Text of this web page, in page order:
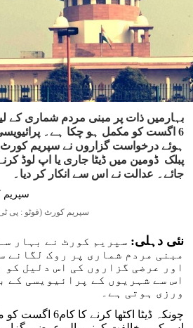
بہارمیں ذات پر مبنی مردم شماری کے
6 اگست کو مکمل ہو چکا ہے۔
ہوئے درخواست گزاروں نے سپریم کورٹ
پبلک ڈومین میں ڈیٹا جاری یا اپ لوڈ
جائے۔ عدالت نے اس سے انکار کر دیا۔
سپریم کورٹ (فوٹو : پی
نئی دہلی: سپریم کورٹ نے بہار
مبنی مردم شماری پر روک لگانے
اور عرضی گزاروں کی اس دلیل کو
اس سے شہریوں کے پرائیویسی کے
ورزی ہوتی ہے۔
چونکہ ڈیٹا اکٹھا